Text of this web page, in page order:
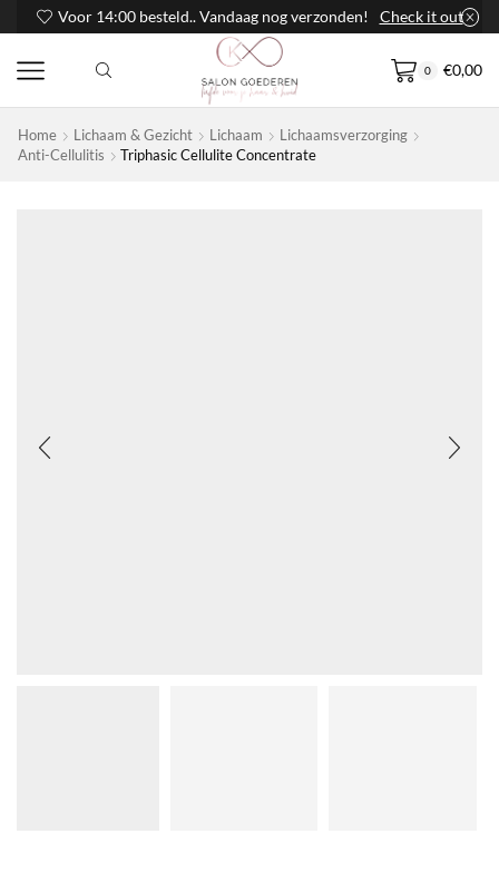
Voor 14:00 besteld.. Vandaag nog verzonden! Check it out
0 €0,00
Home Lichaam & Gezicht Lichaam
Lichaamsverzorging
Anti-Cellulitis
Triphasic Cellulite Concentrate